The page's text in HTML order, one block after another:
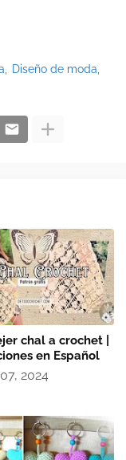
Diseño de moda
chal a crochet |
en Español
2024